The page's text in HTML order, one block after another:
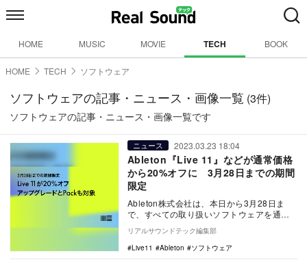
HOME MUSIC MOVIE TECH BOOK
HOME TECH ソフトウェア
ソフトウェアの記事・ニュース・画像一覧 (3件)
ソフトウェアの記事・ニュース・画像一覧です
ニュース 2023.03.23 18:04
Ableton『Live 11』などが通常価格
から20%オフに 3月28日までの期間
限定
Ableton株式会社は、本日から3月28日ま
で、すべての取り扱いソフトウェアを通常
より20%オフの価格で提供するセールを実
施。…
リアルサウンドテック編集部
Live11
Ableton ソフトウェア